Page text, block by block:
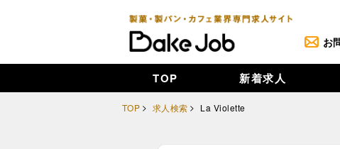
お
TOP 新着求人
TOP 求人検索 La Violette